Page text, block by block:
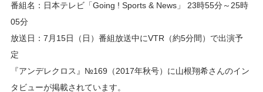
番組名：日本テレビ「Going ! Sports & News」 23時55分～25時
05分
放送日：7月15日（日）番組放送中にVTR（約5分間）で出演予
定
『アンデレクロス』№169（2017年秋号）に山根翔希さんのイン
タビューが掲載されています。